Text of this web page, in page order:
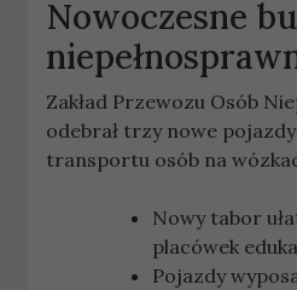
Nowoczesne
Zakład Przewozu Osób
odebrał trzy nowe
transportu osób na
Nowy tabor
placówek
Pojazdy